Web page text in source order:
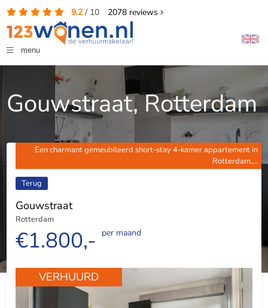
9.2/ 10 2078reviews
menu
Gouwstraat, Rotterdam
Een charmant gemeubileerd short-stay 4-kamer appartement in
Rotterdam,...
Terug
Gouwstraat
Rotterdam
€1.800,- per maand
VERHUURD